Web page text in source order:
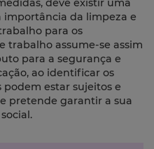
deve existir uma
importância da limpeza e
para os
trabalho assume-se assim
para a segurança e
ao identificar os
podem estar sujeitos e
pretende garantir a sua